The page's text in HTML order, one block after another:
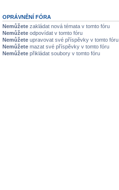
OPRÁVNĚNÍ FÓRA
Nemůžete zakládat nová témata v tomto fóru
Nemůžete odpovídat v tomto fóru
Nemůžete upravovat své příspěvky v tomto fóru
Nemůžete mazat své příspěvky v tomto fóru
Nemůžete přikládat soubory v tomto fóru